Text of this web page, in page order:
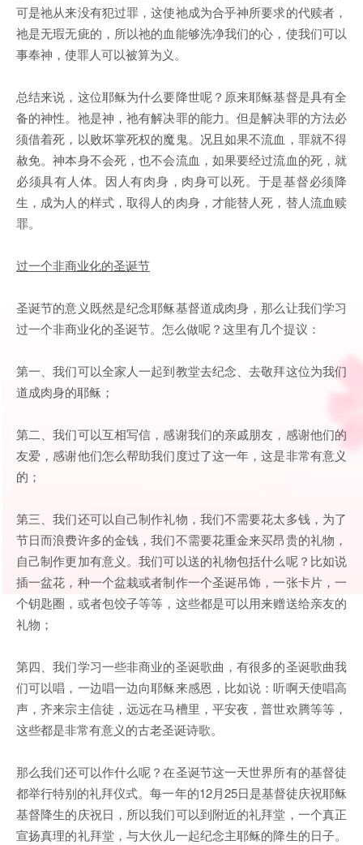
可是祂从来没有犯过罪，这使祂成为合乎神所要求的代赎者，
祂是无瑕无疵的，所以祂的血能够洗净我们的心，使我们可以
事奉神，使罪人可以被算为义。
总结来说，这位耶稣为什么要降世呢？原来耶稣基督是具有全
备的神性。祂是神，祂有解决罪的能力。但是解决罪的方法必
须借着死，以败坏掌死权的魔鬼。况且如果不流血，罪就不得
赦免。神本身不会死，也不会流血，如果要经过流血的死，就
必须具有人体。因人有肉身，肉身可以死。于是基督必须降
生，成为人的样式，取得人的肉身，才能替人死，替人流血赎
罪。
过一个非商业化的圣诞节
圣诞节的意义既然是纪念耶稣基督道成肉身，那么让我们学习
过一个非商业化的圣诞节。怎么做呢？这里有几个提议：
第一、我们可以全家人一起到教堂去纪念、去敬拜这位为我们
道成肉身的耶稣；
第二、我们可以互相写信，感谢我们的亲戚朋友，感谢他们的
友爱，感谢他们怎么帮助我们度过了这一年，这是非常有意义
的；
第三、我们还可以自己制作礼物，我们不需要花太多钱，为了
节日而浪费许多的金钱，我们不需要花重金来买昂贵的礼物，
自己制作更加有意义。我们可以送的礼物包括什么呢？比如说
插一盆花，种一个盆栽或者制作一个圣诞吊饰，一张卡片，一
个钥匙圈，或者包饺子等等，这些都是可以用来赠送给亲友的
礼物；
第四、我们学习一些非商业的圣诞歌曲，有很多的圣诞歌曲我
们可以唱，一边唱一边向耶稣来感恩，比如说：听啊天使唱高
声，齐来宗主信徒，远远在马槽里，平安夜，普世欢腾等等，
这些都是非常有意义的古老圣诞诗歌。
那么我们还可以作什么呢？在圣诞节这一天世界所有的基督徒
都举行特别的礼拜仪式。每一年的12月25日是基督徒庆祝耶稣
基督降生的庆祝日，所以我们可以到附近的礼拜堂，一个真正
宣扬真理的礼拜堂，与大伙儿一起纪念主耶稣的降生的日子。